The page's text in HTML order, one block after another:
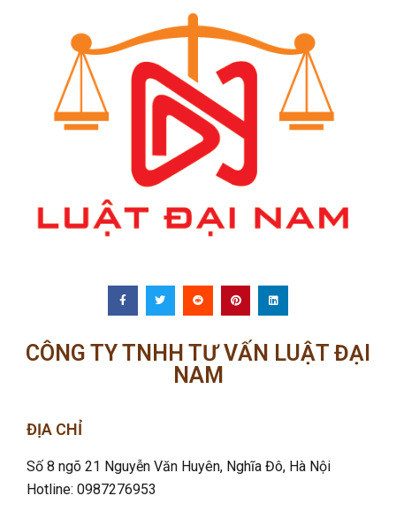
CÔNG TY TNHH TƯ VẤN LUẬT ĐẠI
NAM
ĐỊA CHỈ
Số 8 ngõ 21 Nguyễn Văn Huyên, Nghĩa Đô, Hà Nội
Hotline: 0987276953